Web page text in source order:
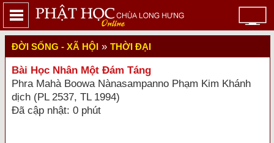
ĐỜI SỐNG - XÃ HỘI » THỜI ĐẠI
Bài Học Nhân Một Ðám Táng
Phra Mahà Boowa Nànasampanno Phạm Kim Khánh
dịch (PL 2537, TL 1994)
Đã cập nhật: 0 phút